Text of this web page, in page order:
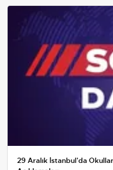
29 Aralık İstanbul'da